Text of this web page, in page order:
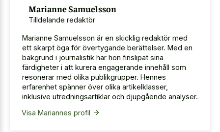
Marianne Samuelsson
Tilldelande redaktör
Marianne Samuelsson är en skicklig redaktör med
ett skarpt öga för övertygande berättelser. Med en
bakgrund i journalistik har hon finslipat sina
färdigheter i att kurera engagerande innehåll som
resonerar med olika publikgrupper. Hennes
erfarenhet spänner över olika artikelklasser,
inklusive utredningsartiklar och djupgående analyser.
Visa Mariannes profil